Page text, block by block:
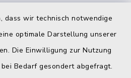
dass wir technisch notwendige
optimale Darstellung unserer
Die Einwilligung zur Nutzung
Bedarf gesondert abgefragt.